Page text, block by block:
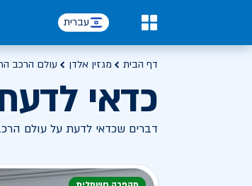
עברית
דף הבית מגזין אלדן עולם הרכב
כדאי
דברים שכדאי לדעת על עולם